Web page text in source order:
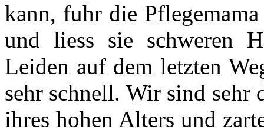
kann, fuhr die
und liess sie schweren
Leiden auf dem letzten
sehr schnell. Wir sind sehr
ihres hohen Alters und